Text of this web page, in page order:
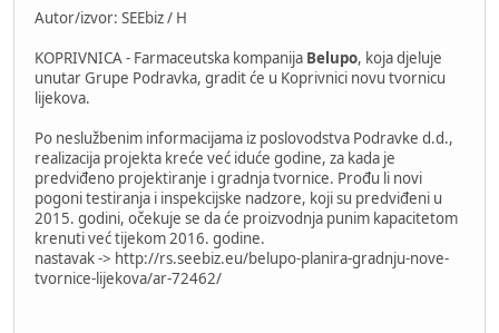
Autor/izvor: SEEbiz / H
KOPRIVNICA - Farmaceutska kompanija Belupo, koja djeluje
unutar Grupe Podravka, gradit će u Koprivnici novu tvornicu
lijekova.
Po neslužbenim informacijama iz poslovodstva Podravke d.d.,
realizacija projekta kreće već iduće godine, za kada je
predviđeno projektiranje i gradnja tvornice. Prođu li novi
pogoni testiranja i inspekcijske nadzore, koji su predviđeni u
2015. godini, očekuje se da će proizvodnja punim kapacitetom
krenuti već tijekom 2016. godine.
nastavak -> http://rs.seebiz.eu/belupo-planira-gradnju-nove-
tvornice-lijekova/ar-72462/